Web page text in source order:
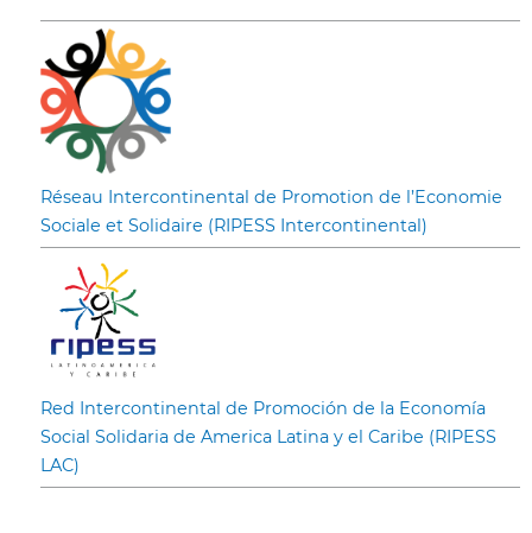
Réseau Intercontinental de Promotion de l’Economie
Sociale et Solidaire (RIPESS Intercontinental)
Red Intercontinental de Promoción de la Economía
Social Solidaria de America Latina y el Caribe (RIPESS
LAC)